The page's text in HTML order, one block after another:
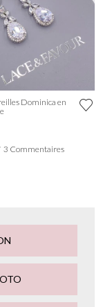
Dominica en
3 Commentaires